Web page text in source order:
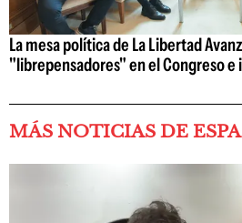
La mesa política de La Libertad
"librepensadores" en el Congreso
MÁS NOTICIAS DE